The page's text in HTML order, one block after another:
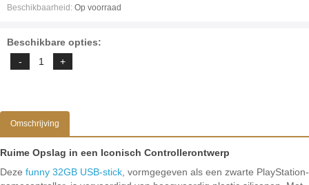
Beschikbaarheid: Op voorraad
Beschikbare opties:
Omschrijving
Ruime Opslag in een Iconisch Controllerontwerp
Deze funny 32GB USB-stick , vormgegeven als een zwarte PlayStation-